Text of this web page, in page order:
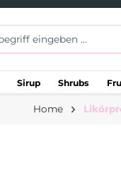
Sirup Shrubs
Home